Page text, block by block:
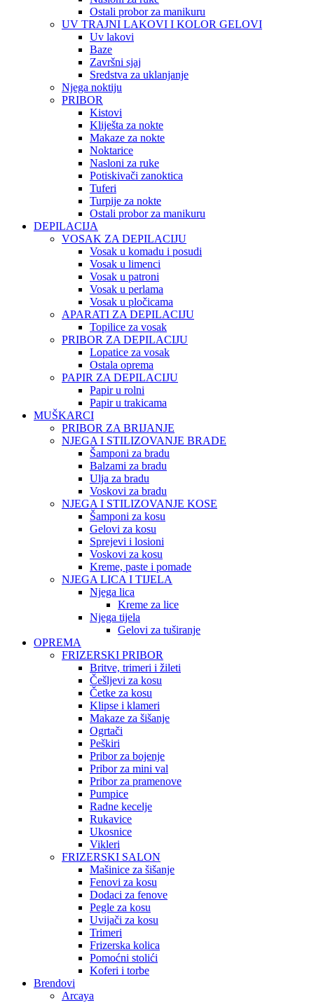
Ostali probor za manikuru
UV TRAJNI LAKOVI I KOLOR GELOVI
Uv lakovi
Baze
Završni sjaj
Sredstva za uklanjanje
Njega noktiju
PRIBOR
Kistovi
Kliješta za nokte
Makaze za nokte
Noktarice
Nasloni za ruke
Potiskivači zanoktica
Tuferi
Turpije za nokte
Ostali probor za manikuru
DEPILACIJA
VOSAK ZA DEPILACIJU
Vosak u komadu i posudi
Vosak u limenci
Vosak u patroni
Vosak u perlama
Vosak u pločicama
APARATI ZA DEPILACIJU
Topilice za vosak
PRIBOR ZA DEPILACIJU
Lopatice za vosak
Ostala oprema
PAPIR ZA DEPILACIJU
Papir u rolni
Papir u trakicama
MUŠKARCI
PRIBOR ZA BRIJANJE
NJEGA I STILIZOVANJE BRADE
Šamponi za bradu
Balzami za bradu
Ulja za bradu
Voskovi za bradu
NJEGA I STILIZOVANJE KOSE
Šamponi za kosu
Gelovi za kosu
Sprejevi i losioni
Voskovi za kosu
Kreme, paste i pomade
NJEGA LICA I TIJELA
Njega lica
Kreme za lice
Njega tijela
Gelovi za tuširanje
OPREMA
FRIZERSKI PRIBOR
Britve, trimeri i žileti
Češljevi za kosu
Četke za kosu
Klipse i klameri
Makaze za šišanje
Ogrtači
Peškiri
Pribor za bojenje
Pribor za mini val
Pribor za pramenove
Pumpice
Radne kecelje
Rukavice
Ukosnice
Vikleri
FRIZERSKI SALON
Mašinice za šišanje
Fenovi za kosu
Dodaci za fenove
Pegle za kosu
Uvijači za kosu
Trimeri
Frizerska kolica
Pomoćni stolići
Koferi i torbe
Brendovi
Arcaya